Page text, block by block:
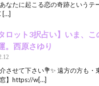
なたに起こる恋の奇跡という
[…]
ロット3択占い】いま、
。西原さゆり
させて下さい💐✨ 遠方の方も
窓】https://w[…]